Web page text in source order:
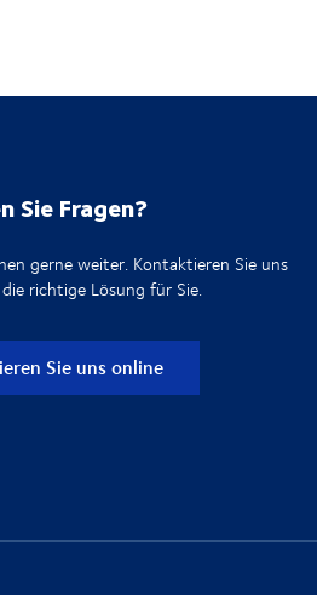
/ Landtransport in Europa
Sie Fragen?
gerne weiter. Kontaktieren Sie uns
richtige Lösung für Sie.
Sie uns online